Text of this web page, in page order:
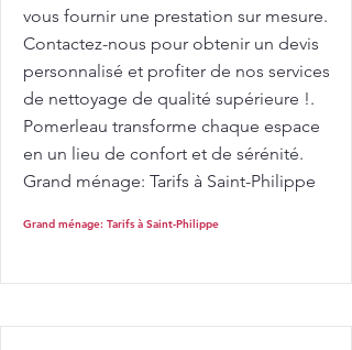
vous fournir une prestation sur mesure.
Contactez-nous pour obtenir un devis
personnalisé et profiter de nos services
de nettoyage de qualité supérieure !.
Pomerleau transforme chaque espace
en un lieu de confort et de sérénité.
Grand ménage: Tarifs à Saint-Philippe
Grand ménage: Tarifs à Saint-Philippe